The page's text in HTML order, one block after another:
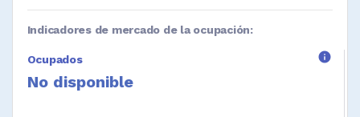
Indicadores de mercado de la ocupación:
Ocupados info
No disponible